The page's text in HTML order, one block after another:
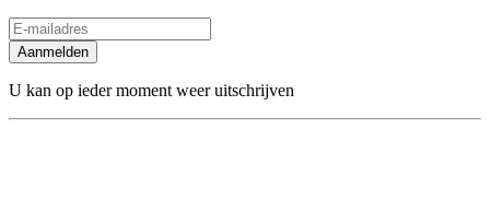
Aanmelden
U kan op ieder moment weer uitschrijven